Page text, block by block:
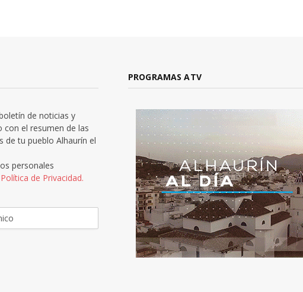
de noticias y
con el resumen de las
de tu pueblo Alhaurín el
personales
Política de Privacidad.
PROGRAMAS ATV